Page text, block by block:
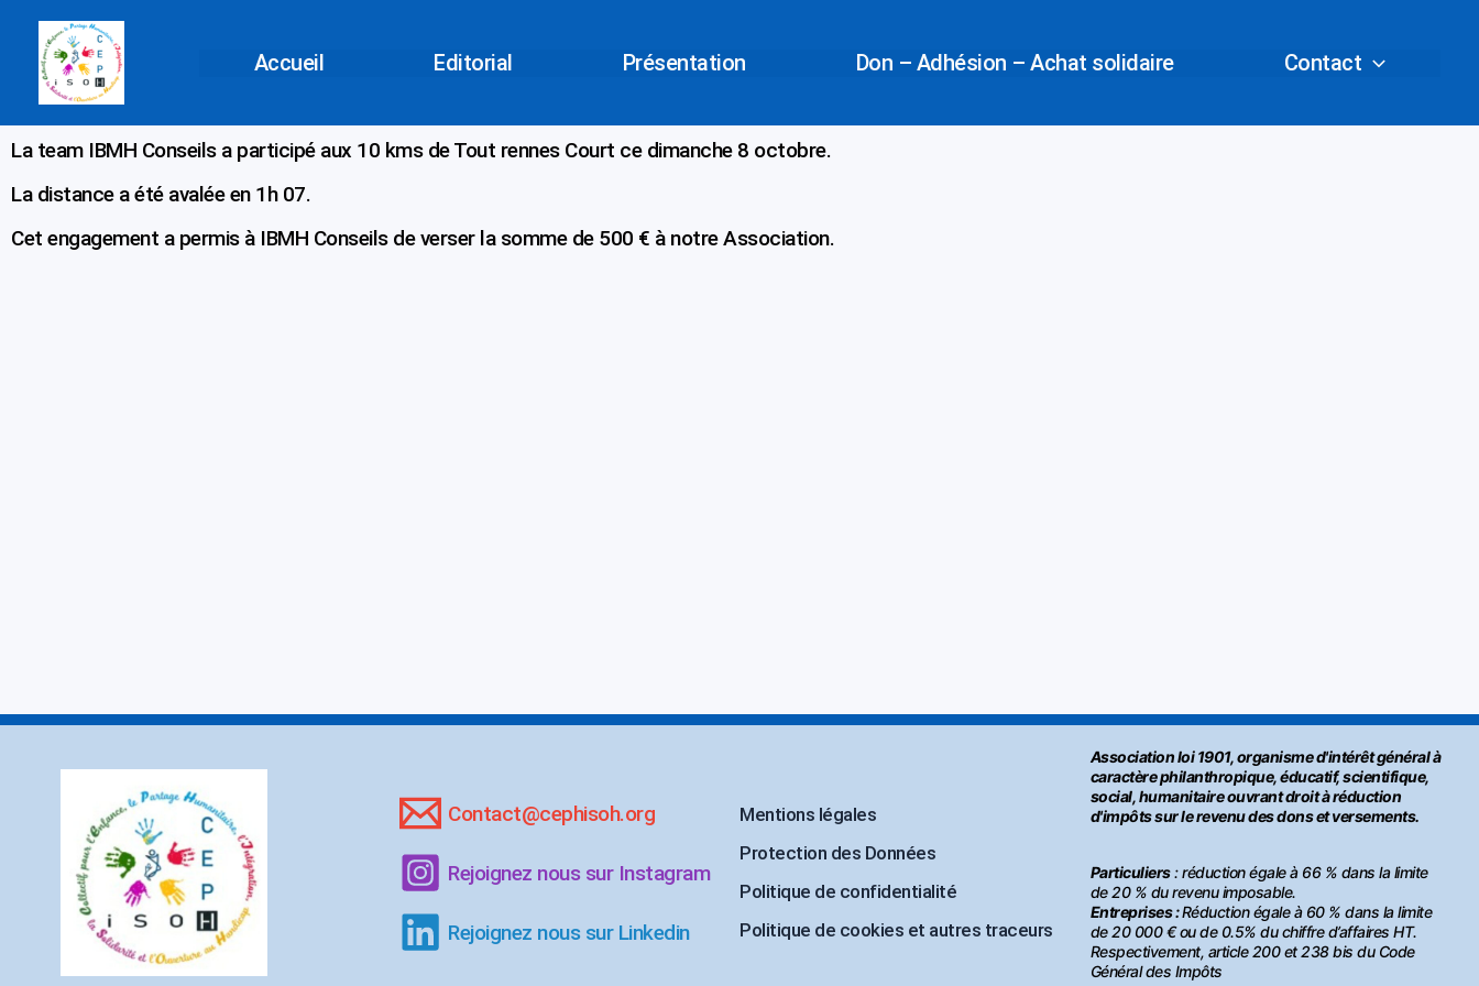
contenu
Accueil Editorial Présentation Don – Adhésion – Achat solidaire Contact
La team IBMH Conseils a participé aux 10 kms de Tout rennes Court ce dimanche 8 octobre.
La distance a été avalée en 1h 07.
Cet engagement a permis à IBMH Conseils de verser la somme de 500 € à notre Association.
Contact@cephisoh.org
Rejoignez nous sur Instagram
Rejoignez nous sur Linkedin
Mentions légales
Protection des Données
Politique de confidentialité
Politique de cookies et autres traceurs
Association loi 1901, organisme d'intérêt général à
caractère philanthropique, éducatif, scientifique,
social, humanitaire ouvrant droit à réduction
d'impôts sur le revenu des dons et versements.
Particuliers: réduction égale à 66 % dans la limite
de 20 % du revenu imposable.
Entreprises :Réduction égale à 60 % dans la limite
de 20 000 € ou de 0.5% du chiffre d’affaires HT.
Respectivement, article 200 et 238 bis du Code
Général des Impôts